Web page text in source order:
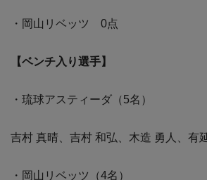
・岡山リベッツ 0点
【ベンチ入り選手】
・琉球アスティーダ（5名）
吉村 真晴、吉村 和弘、木造 勇人、有
・岡山リベッツ（4名）